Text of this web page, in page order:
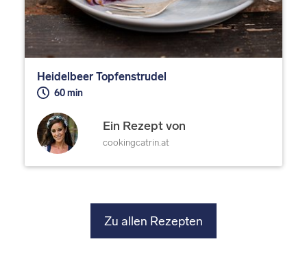
Heidelbeer Topfenstrudel
60 min
Ein Rezept von
cookingcatrin.at
Zu allen Rezepten